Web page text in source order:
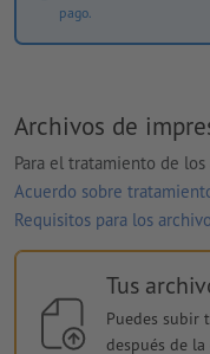
pago.
Archivos de
Para el tratamiento de
Acuerdo sobre
Requisitos para los
Tus
Puedes subir
después de la